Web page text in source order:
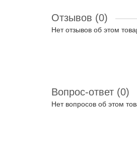
Отзывов (0)
Нет отзывов об этом
Вопрос-ответ (0)
Нет вопросов об этом